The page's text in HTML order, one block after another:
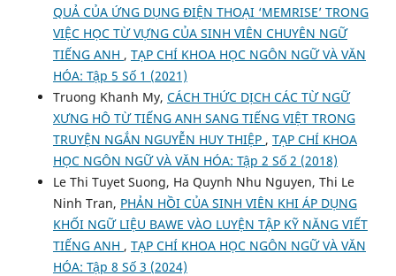
QUẢ CỦA ỨNG DỤNG ĐIỆN THOẠI ‘MEMRISE’ TRONG
VIỆC HỌC TỪ VỰNG CỦA SINH VIÊN CHUYÊN NGỮ
TIẾNG ANH , TẠP CHÍ KHOA HỌC NGÔN NGỮ VÀ VĂN
HÓA: Tập 5 Số 1 (2021)
Truong Khanh My, CÁCH THỨC DỊCH CÁC TỪ NGỮ
XƯNG HÔ TỪ TIẾNG ANH SANG TIẾNG VIỆT TRONG
TRUYỆN NGẮN NGUYỄN HUY THIỆP , TẠP CHÍ KHOA
HỌC NGÔN NGỮ VÀ VĂN HÓA: Tập 2 Số 2 (2018)
Le Thi Tuyet Suong, Ha Quynh Nhu Nguyen, Thi Le
Ninh Tran, PHẢN HỒI CỦA SINH VIÊN KHI ÁP DỤNG
KHỐI NGỮ LIỆU BAWE VÀO LUYỆN TẬP KỸ NĂNG VIẾT
TIẾNG ANH , TẠP CHÍ KHOA HỌC NGÔN NGỮ VÀ VĂN
HÓA: Tập 8 Số 3 (2024)